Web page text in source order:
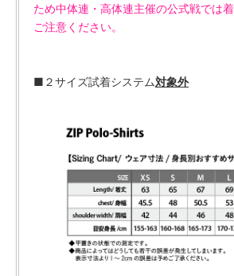
ため中体連・高体連主催の公式戦では
ご注意ください。
■２サイズ試着システム対象外